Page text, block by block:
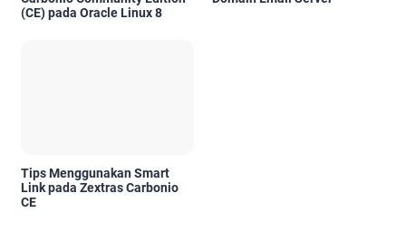
(CE) pada Oracle Linux 8
Tips Menggunakan Smart
Link pada Zextras Carbonio
CE